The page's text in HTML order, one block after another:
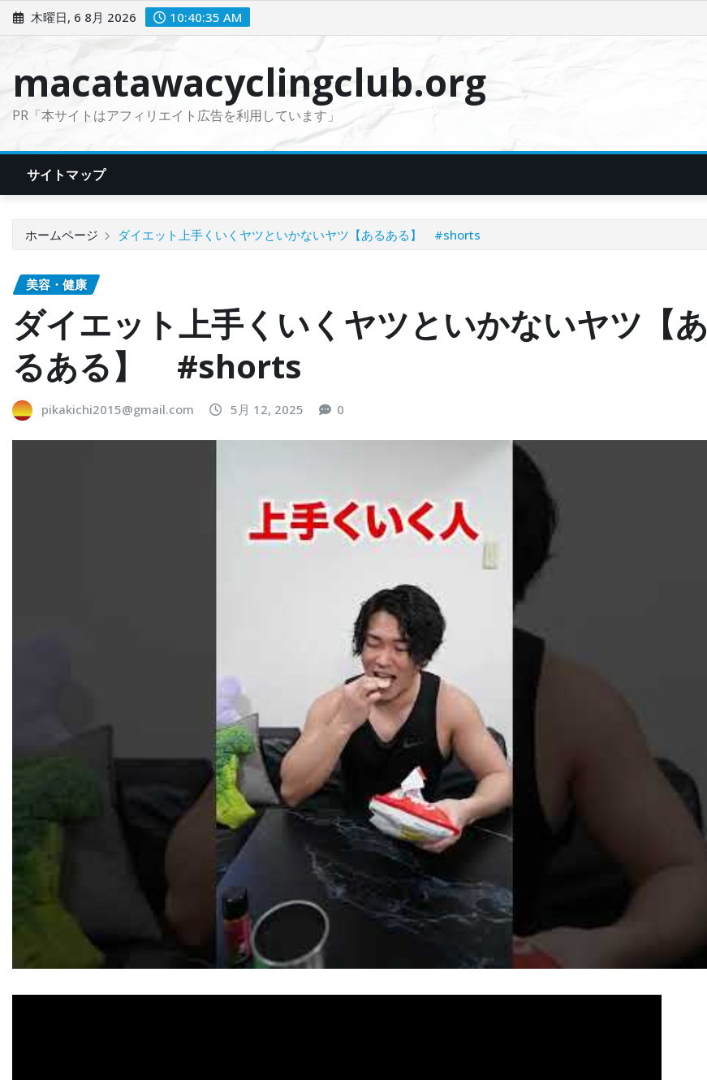
ン
木曜日, 6 8月 2026 10:40:37 AM
macatawacyclingclub.org
PR「本サイトはアフィリエイト広告を利用しています」
サイトマップ
ホームページ ダイエット上手くいくヤツといかないヤツ【あるある】 #shorts
美容・健康
ダイエット上手くいくヤツといかないヤツ【あ
るある】 #shorts
pikakichi2015@gmail.com 5月 12, 2025 0